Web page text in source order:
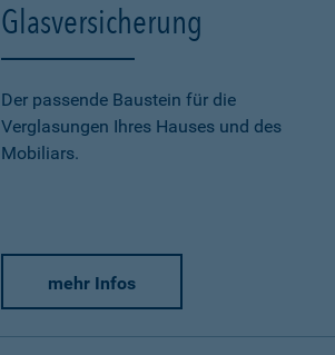
Glasversicherung
Der passende Baustein für die
Verglasungen Ihres Hauses und des
Mobiliars.
mehr Infos